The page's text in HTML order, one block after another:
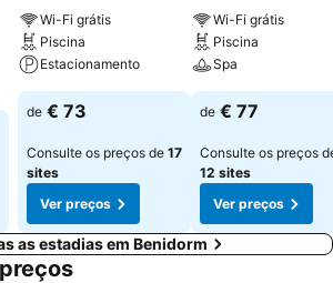
Wi-Fi grátis
Piscina
Estacionamento
de € 73
Consulte os preços de 17
sites
Ver preços
Wi-Fi grátis
Piscina
Spa
de € 77
Consulte os preços
12 sites
Ver preços
as estadias em Benidorm